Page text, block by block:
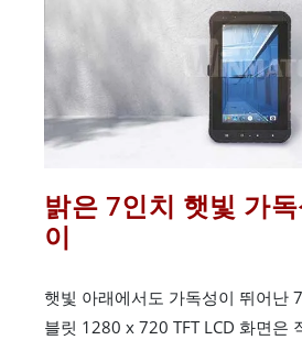
밝은 7인치 햇빛 가
이
햇빛 아래에서도 가독성이 뛰어난
블릿 1280 x 720 TFT LCD 화면은